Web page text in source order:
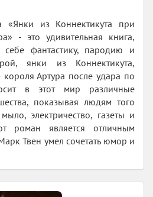
«Янки из Коннектикута при
- это удивительная книга,
себе фантастику, пародию и
янки из Коннектикута,
короля Артура после удара по
в этот мир различные
показывая людям того
электричество, газеты и
роман является отличным
Твен умел сочетать юмор и